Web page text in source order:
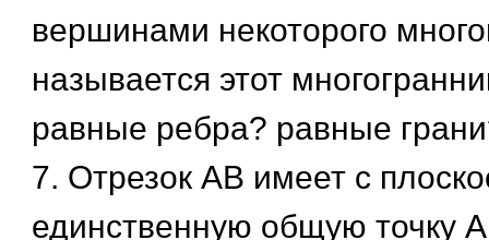
вершинами некоторого
называется этот
равные ребра? равные
7. Отрезок АВ имеет с
единственную общую точку